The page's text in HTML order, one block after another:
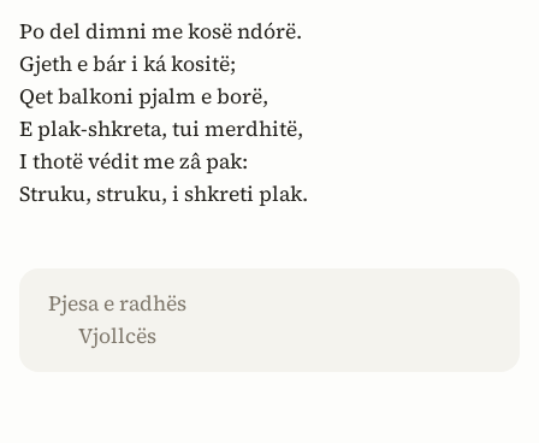
Po del dimni me kosë ndórë.
Gjeth e bár i ká kositë;
Qet balkoni pjalm e borë,
E plak-shkreta, tui merdhitë,
I thotë védit me zâ pak:
Struku, struku, i shkreti plak.
Pjesa e radhës
Vjollcës